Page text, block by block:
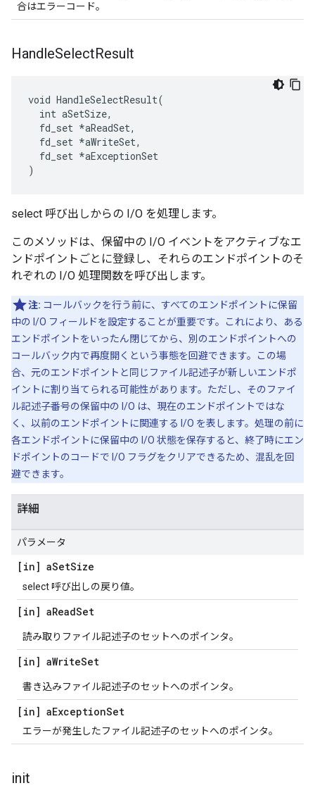
合はエラーコード。
HandleSelectResult
void HandleSelectResult(
  int aSetSize,
  fd_set *aReadSet,
  fd_set *aWriteSet,
  fd_set *aExceptionSet
)
select 呼び出しからの I/O を処理します。
このメソッドは、保留中の I/O イベントをアクティブなエ
ンドポイントごとに登録し、それらのエンドポイントのそ
れぞれの I/O 処理関数を呼び出します。
注: コールバックを行う前に、すべてのエンドポイントに保留
中の I/O フィールドを設定することが重要です。これにより、ある
エンドポイントをいったん閉じてから、別のエンドポイントへの
コールバック内で再度開くという事態を回避できます。この場
合、元のエンドポイントと同じファイル記述子が新しいエンドポ
イントに割り当てられる可能性があります。ただし、そのファイ
ル記述子番号の保留中の I/O は、現在のエンドポイントではな
く、以前のエンドポイントに関連する I/O を表します。処理の前に
各エンドポイントに保留中の I/O 状態を保存すると、終了時にエン
ドポイントのコードで I/O フラグをクリアできるため、混乱を回
避できます。
詳細
パラメータ
[in] aSetSize
select 呼び出しの戻り値。
[in] aReadSet
読み取りファイル記述子のセットへのポインタ。
[in] aWriteSet
書き込みファイル記述子のセットへのポインタ。
[in] aExceptionSet
エラーが発生したファイル記述子のセットへのポインタ。
init